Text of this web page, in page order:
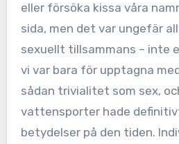
eller försöka kissa våra
sida, men det var ungefär
sexuellt tillsammans – inte
vi var bara för upptagna
sådan trivialitet som sex,
vattensporter hade
betydelser på den tiden.